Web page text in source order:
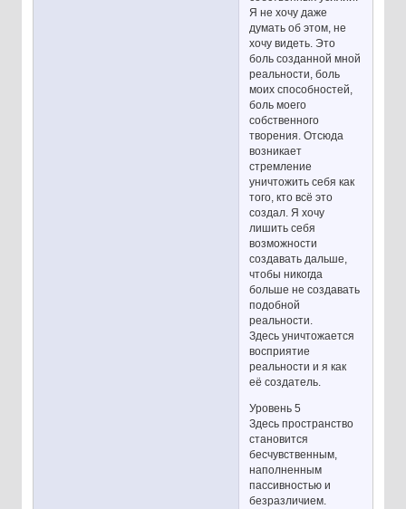
Я не хочу даже
думать об этом, не
хочу видеть. Это
боль созданной мной
реальности, боль
моих способностей,
боль моего
собственного
творения. Отсюда
возникает
стремление
уничтожить себя как
того, кто всё это
создал. Я хочу
лишить себя
возможности
создавать дальше,
чтобы никогда
больше не создавать
подобной
реальности.
Здесь уничтожается
восприятие
реальности и я как
её создатель.
Уровень 5
Здесь пространство
становится
бесчувственным,
наполненным
пассивностью и
безразличием.